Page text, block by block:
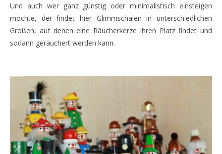
Und auch wer ganz günstig oder minimalistisch einsteigen
möchte, der findet hier Glimmschalen in unterschiedlichen
Größen, auf denen eine Räucherkerze ihren Platz findet und
sodann geräuchert werden kann.